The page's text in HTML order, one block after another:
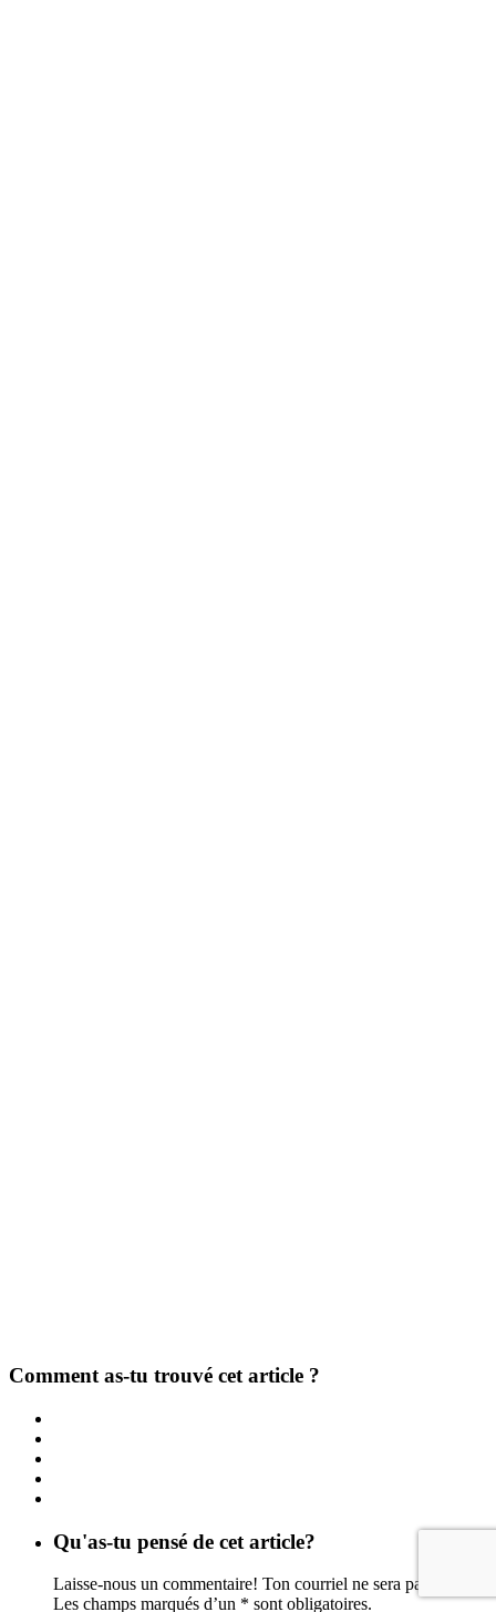
Comment as-tu trouvé cet article ?
Qu'as-tu pensé de cet article?
Laisse-nous un commentaire! Ton courriel ne sera pas publié.
Les champs marqués d’un * sont obligatoires.